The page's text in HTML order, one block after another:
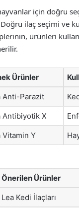
için doğru
ilaç seçimi ve
ürünleri
Ürünler
Anti-Parazit
Antibiyotik X
Vitamin Y
Önerilen Ürünler
Lea Kedi İlaçları